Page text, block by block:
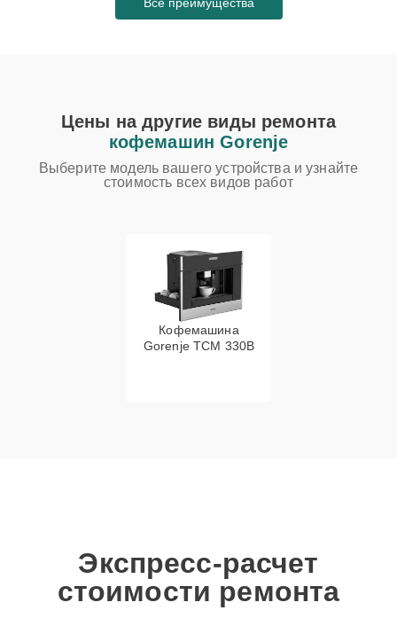
Цены на другие виды ремонта
кофемашин Gorenje
Выберите модель вашего устройства и узнайте
стоимость всех видов работ
Кофемашина
Gorenje TCM 330B
Экспресс-расчет
стоимости ремонта